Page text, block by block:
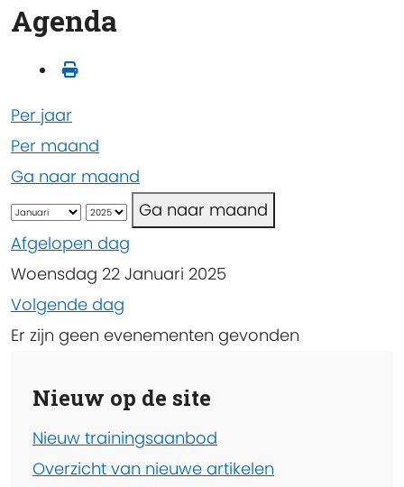
Agenda
Per jaar
Per maand
Ga naar maand
Ga naar maand
Afgelopen dag
Woensdag 22 Januari 2025
Volgende dag
Er zijn geen evenementen gevonden
Nieuw op de site
Nieuw trainingsaanbod
Overzicht van nieuwe artikelen